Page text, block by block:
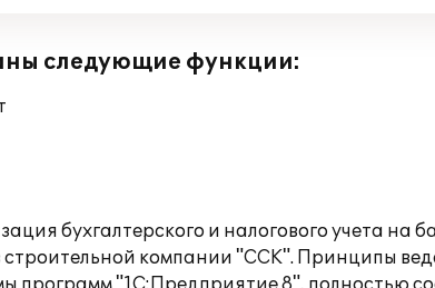
следующие функции:
бухгалтерского и налогового учета
компании "ССК". Принципы